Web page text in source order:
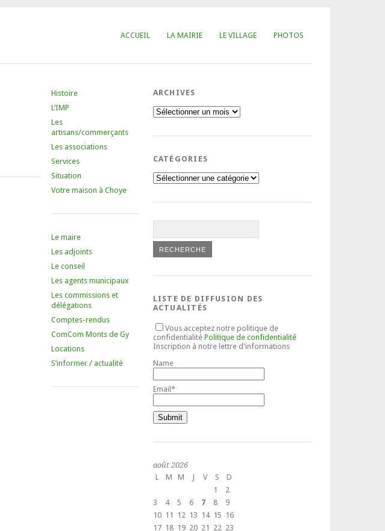
ACCUEIL LA MAIRIE LE VILLAGE PHOTOS
Histoire
L’IMP
Les
artisans/commerçants
Les associations
Services
Situation
Votre maison à Choye
Le maire
Les adjoints
Le conseil
Les agents municipaux
Les commissions et
délégations
Comptes-rendus
ComCom Monts de Gy
Locations
S’informer / actualité
ARCHIVES
Archives
CATÉGORIES
Catégories
LISTE DE DIFFUSION DES
ACTUALITÉS
Vous acceptez notre politique de
confidentialité Politique de confidentialité
Inscription à notre lettre d'informations
Name
Email*
août 2026
L
M M J V S
D
1
2
3
4 5 6 7 8
9
10 11 12 13 14 15 16
17 18 19 20 21 22 23